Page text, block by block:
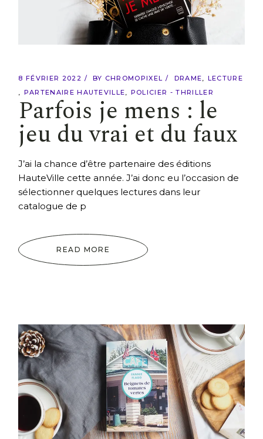
8 FÉVRIER 2022 BY CHROMOPIXEL DRAME
LECTURE
PARTENAIRE HAUTEVILLE
POLICIER - THRILLER
Parfois je mens : le
jeu du vrai et du faux
J’ai la chance d’être partenaire des éditions
HauteVille cette année. J’ai donc eu l’occasion de
sélectionner quelques lectures dans leur
catalogue de p
READ MORE